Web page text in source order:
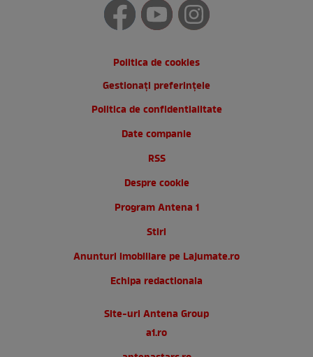
Politica de cookies
Gestionați preferințele
Politica de confidentialitate
Date companie
RSS
Despre cookie
Program Antena 1
Stiri
Anunturi imobiliare pe Lajumate.ro
Echipa redactionala
Site-uri Antena Group
a1.ro